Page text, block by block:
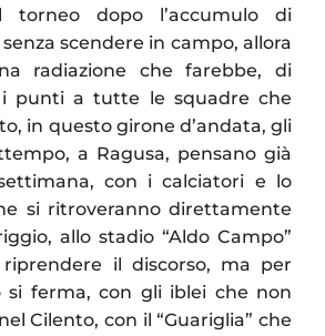
torneo dopo l’accumulo di
scendere in campo, allora
radiazione che farebbe, di
punti a tutte le squadre che
in questo girone d’andata, gli
a Ragusa, pensano già
con i calciatori e lo
si ritroveranno direttamente
allo stadio “Aldo Campo”
il discorso, ma per
si ferma, con gli iblei che non
Cilento, con il “Guariglia” che